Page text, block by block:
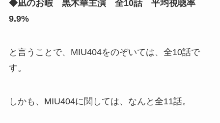
◆凪のお暇 黒木華主演 全10話 平均視聴率
9.9%
と言うことで、MIU404をのぞいては、全10話で
す。
しかも、MIU404に関しては、なんと全11話。